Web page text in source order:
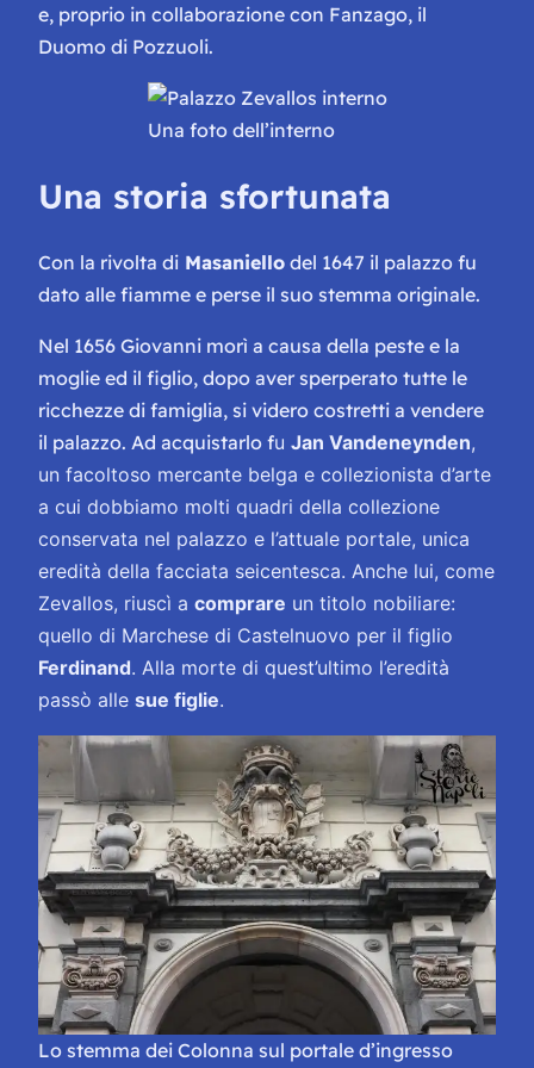
e, proprio in collaborazione con Fanzago, il
Duomo di Pozzuoli.
Una foto dell’interno
Una storia sfortunata
Con la rivolta di Masaniello del 1647 il palazzo fu
dato alle fiamme e perse il suo stemma originale.
Nel 1656 Giovanni morì a causa della peste e la
moglie ed il figlio, dopo aver sperperato tutte le
ricchezze di famiglia, si videro costretti a vendere
il palazzo. Ad acquistarlo fu Jan Vandeneynden,
un facoltoso mercante belga e collezionista d’arte
a cui dobbiamo molti quadri della collezione
conservata nel palazzo e l’attuale portale, unica
eredità della facciata seicentesca. Anche lui, come
Zevallos, riuscì a comprare un titolo nobiliare:
quello di Marchese di Castelnuovo per il figlio
Ferdinand. Alla morte di quest’ultimo l’eredità
passò alle sue figlie.
Lo stemma dei Colonna sul portale d’ingresso